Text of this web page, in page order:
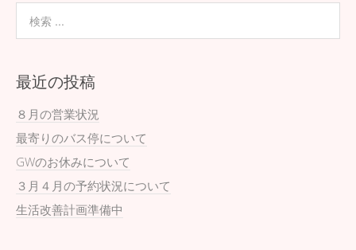
b
o
o
k
最近の投稿
８月の営業状況
最寄りのバス停について
GWのお休みについて
３月４月の予約状況について
生活改善計画準備中